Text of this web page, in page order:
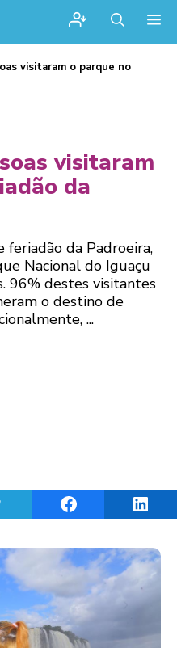
visitaram o parque no
visitaram
da
da Padroeira,
Nacional do Iguaçu
96% destes visitantes
o destino de
...
Share on TelegramShare on Facebook